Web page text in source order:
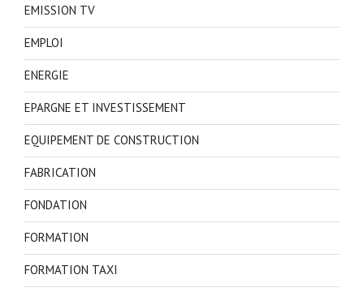
EMISSION TV
EMPLOI
ENERGIE
EPARGNE ET INVESTISSEMENT
EQUIPEMENT DE CONSTRUCTION
FABRICATION
FONDATION
FORMATION
FORMATION TAXI